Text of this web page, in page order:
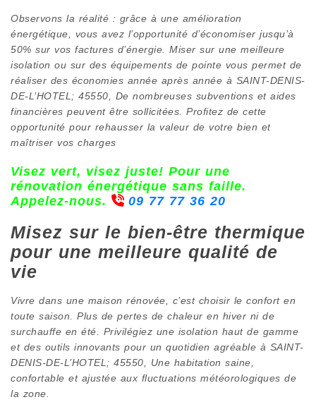
Observons la réalité : grâce à une amélioration
énergétique, vous avez l’opportunité d’économiser jusqu’à
50% sur vos factures d’énergie. Miser sur une meilleure
isolation ou sur des équipements de pointe vous permet de
réaliser des économies année après année à SAINT-DENIS-
DE-L’HOTEL; 45550, De nombreuses subventions et aides
financières peuvent être sollicitées. Profitez de cette
opportunité pour rehausser la valeur de votre bien et
maîtriser vos charges
Visez vert, visez juste! Pour une
rénovation énergétique sans faille.
Appelez-nous.
09 77 77 36 20
Misez sur le bien-être thermique
pour une meilleure qualité de
vie
Vivre dans une maison rénovée, c’est choisir le confort en
toute saison. Plus de pertes de chaleur en hiver ni de
surchauffe en été. Privilégiez une isolation haut de gamme
et des outils innovants pour un quotidien agréable à SAINT-
DENIS-DE-L’HOTEL; 45550, Une habitation saine,
confortable et ajustée aux fluctuations météorologiques de
la zone.